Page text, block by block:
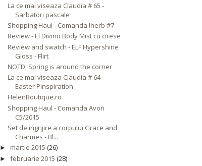
La ce mai viseaza Claudia # 65 -
Sarbatori pascale
Shopping Haul - Comanda Iherb #7
Review - El Divino Body Mist cu cirese
Review and swatch - ELF Hypershine
Gloss - Flirt
NOTD: Spring is around the corner
La ce mai viseaza Claudia # 64 -
Easter Pinspiration
HelenBoutique.ro
Shopping Haul - Comanda Avon
C5/2015
Set de ingrijire a corpului Grace and
Charmes - Bl...
► martie 2015 (26)
► februarie 2015 (28)